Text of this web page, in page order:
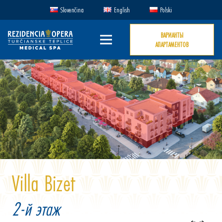
Slovenčina English Polski
ВАРИАНТЫ
АПАРТАМЕНТОВ
Villa Bizet
2-й этаж